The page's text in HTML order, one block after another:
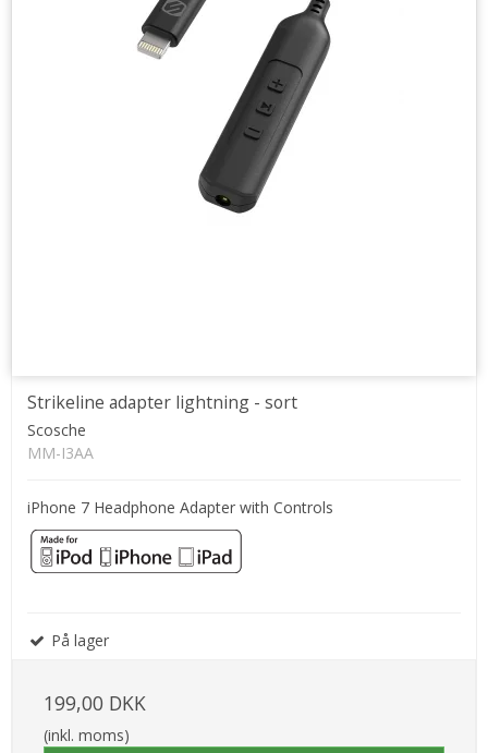
Strikeline adapter lightning - sort
Scosche
MM-I3AA
iPhone 7 Headphone Adapter with Controls
På lager
199,00 DKK
(inkl. moms)